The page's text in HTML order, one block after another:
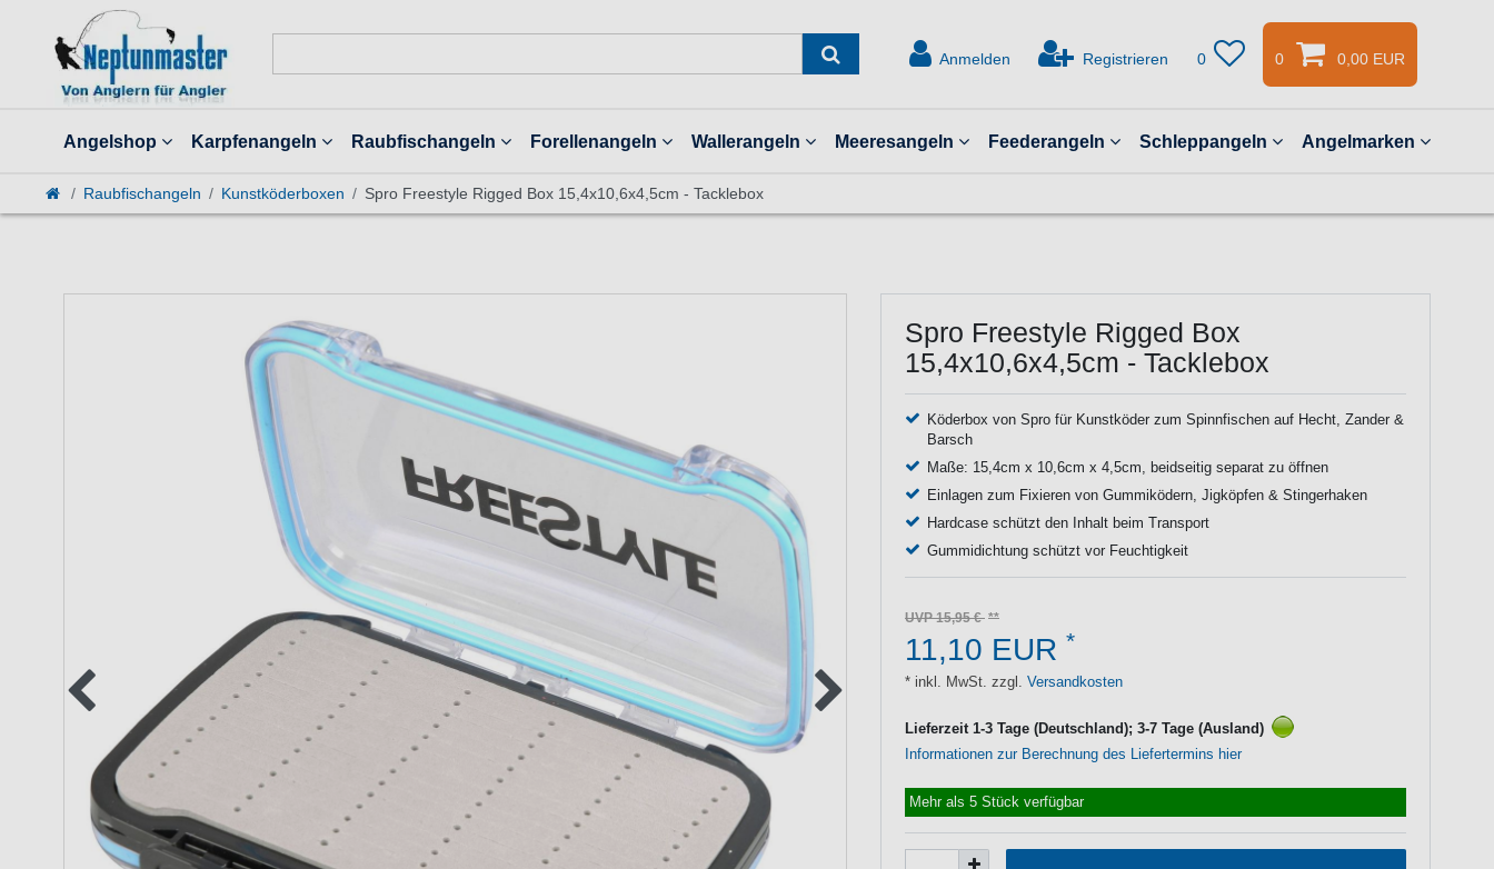
Anmelden Registrieren 0 0 0,00 EUR
Angelshop Karpfenangeln Raubfischangeln Forellenangeln Wallerangeln Meeresangeln Feederangeln Schleppangeln Angelmarken
Raubfischangeln Kunstköderboxen Spro Freestyle Rigged Box 15,4x10,6x4,5cm - Tacklebox
Spro Freestyle Rigged Box
15,4x10,6x4,5cm - Tacklebox
Köderbox von Spro für Kunstköder zum Spinnfischen auf Hecht, Zander &
Barsch
Maße: 15,4cm x 10,6cm x 4,5cm, beidseitig separat zu öffnen
Einlagen zum Fixieren von Gummiködern, Jigköpfen & Stingerhaken
Hardcase schützt den Inhalt beim Transport
Gummidichtung schützt vor Feuchtigkeit
UVP 15,95 €
11,10 EUR *
* inkl. MwSt. zzgl. Versandkosten
Lieferzeit 1-3 Tage (Deutschland); 3-7 Tage (Ausland)
Informationen zur Berechnung des Liefertermins hier
Mehr als 5 Stück verfügbar